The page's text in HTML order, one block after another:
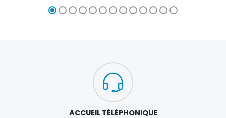
ACCUEIL TÉLÉPHONIQUE